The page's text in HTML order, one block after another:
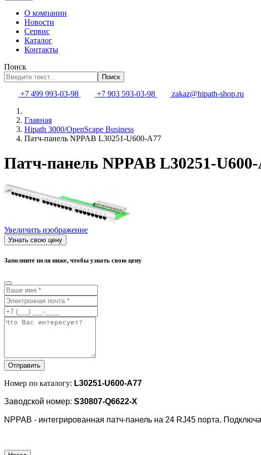
О компании
Новости
Сервис
Каталог
Контакты
Поиск
Поиск
+7 499 993-03-98 +7 903 593-03-98 zakaz@hipath-shop.ru
Главная
Hipath 3000/OpenScape Business
Патч-панель NPPAB L30251-U600-A77
Патч-панель NPPAB L30251-
Увеличить изображение
Узнать свою цену
Заполните поля ниже, чтобы узнать свою цену
Отправить
Номер по каталогу: L30251-U600-A77
Заводской номер: S30807-Q6622-X
NPPAB - интегрированная патч-панель на 24 RJ45 порта.